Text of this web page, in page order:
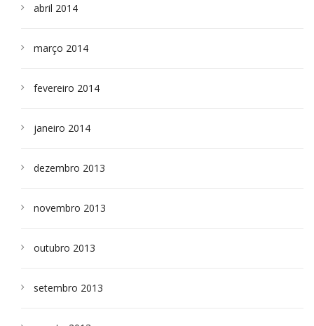
abril 2014
março 2014
fevereiro 2014
janeiro 2014
dezembro 2013
novembro 2013
outubro 2013
setembro 2013